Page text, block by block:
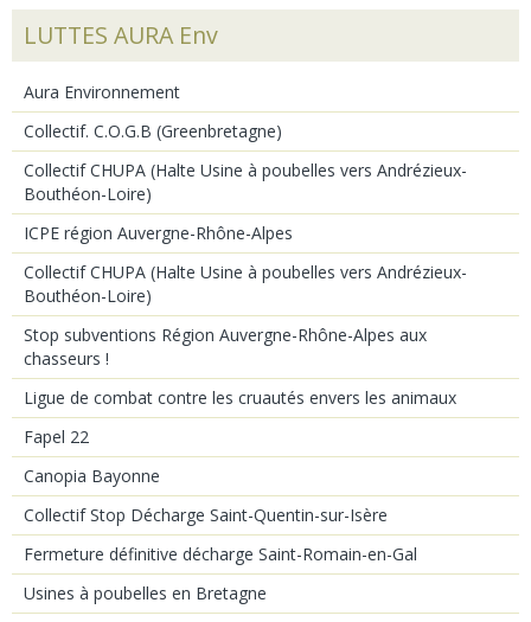
LUTTES AURA Env
Aura Environnement
Collectif. C.O.G.B (Greenbretagne)
Collectif CHUPA (Halte Usine à poubelles vers Andrézieux-
Bouthéon-Loire)
ICPE région Auvergne-Rhône-Alpes
Collectif CHUPA (Halte Usine à poubelles vers Andrézieux-
Bouthéon-Loire)
Stop subventions Région Auvergne-Rhône-Alpes aux
chasseurs !
Ligue de combat contre les cruautés envers les animaux
Fapel 22
Canopia Bayonne
Collectif Stop Décharge Saint-Quentin-sur-Isère
Fermeture définitive décharge Saint-Romain-en-Gal
Usines à poubelles en Bretagne